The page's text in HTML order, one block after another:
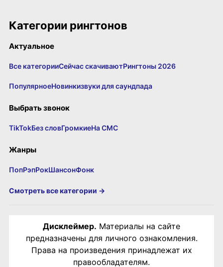
Категории рингтонов
Актуальное
Все категорииСейчас скачиваютРингтоны 2026
ПопулярноеНовинкизвуки для саундпада
Выбрать звонок
TikTokБез словГромкиеНа СМС
Жанры
ПопРэпРокШансонФонк
Смотреть все категории →
Дисклеймер. Материалы на сайте
предназначены для личного ознакомления.
Права на произведения принадлежат их
правообладателям.